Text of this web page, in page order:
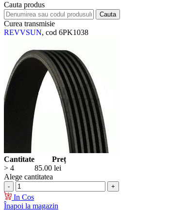
Cauta produs
Curea transmisie
REVVSUN, cod 6PK1038
Cantitate
Preț
> 4
85.00 lei
Alege cantitatea
In Cos
Înapoi la magazin